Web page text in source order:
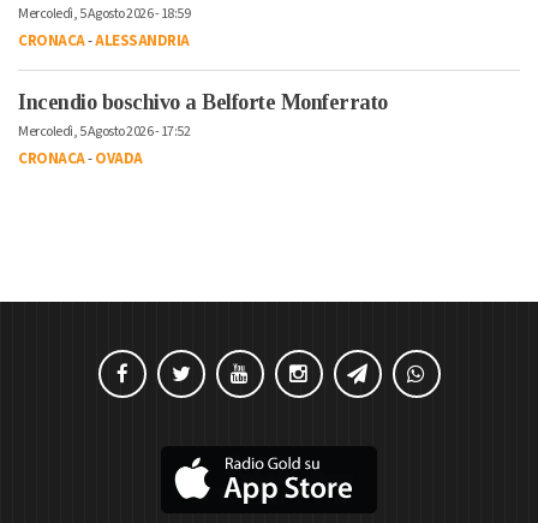
Mercoledì, 5 Agosto 2026 - 18:59
CRONACA-ALESSANDRIA
Incendio boschivo a Belforte Monferrato
Mercoledì, 5 Agosto 2026 - 17:52
CRONACA-OVADA